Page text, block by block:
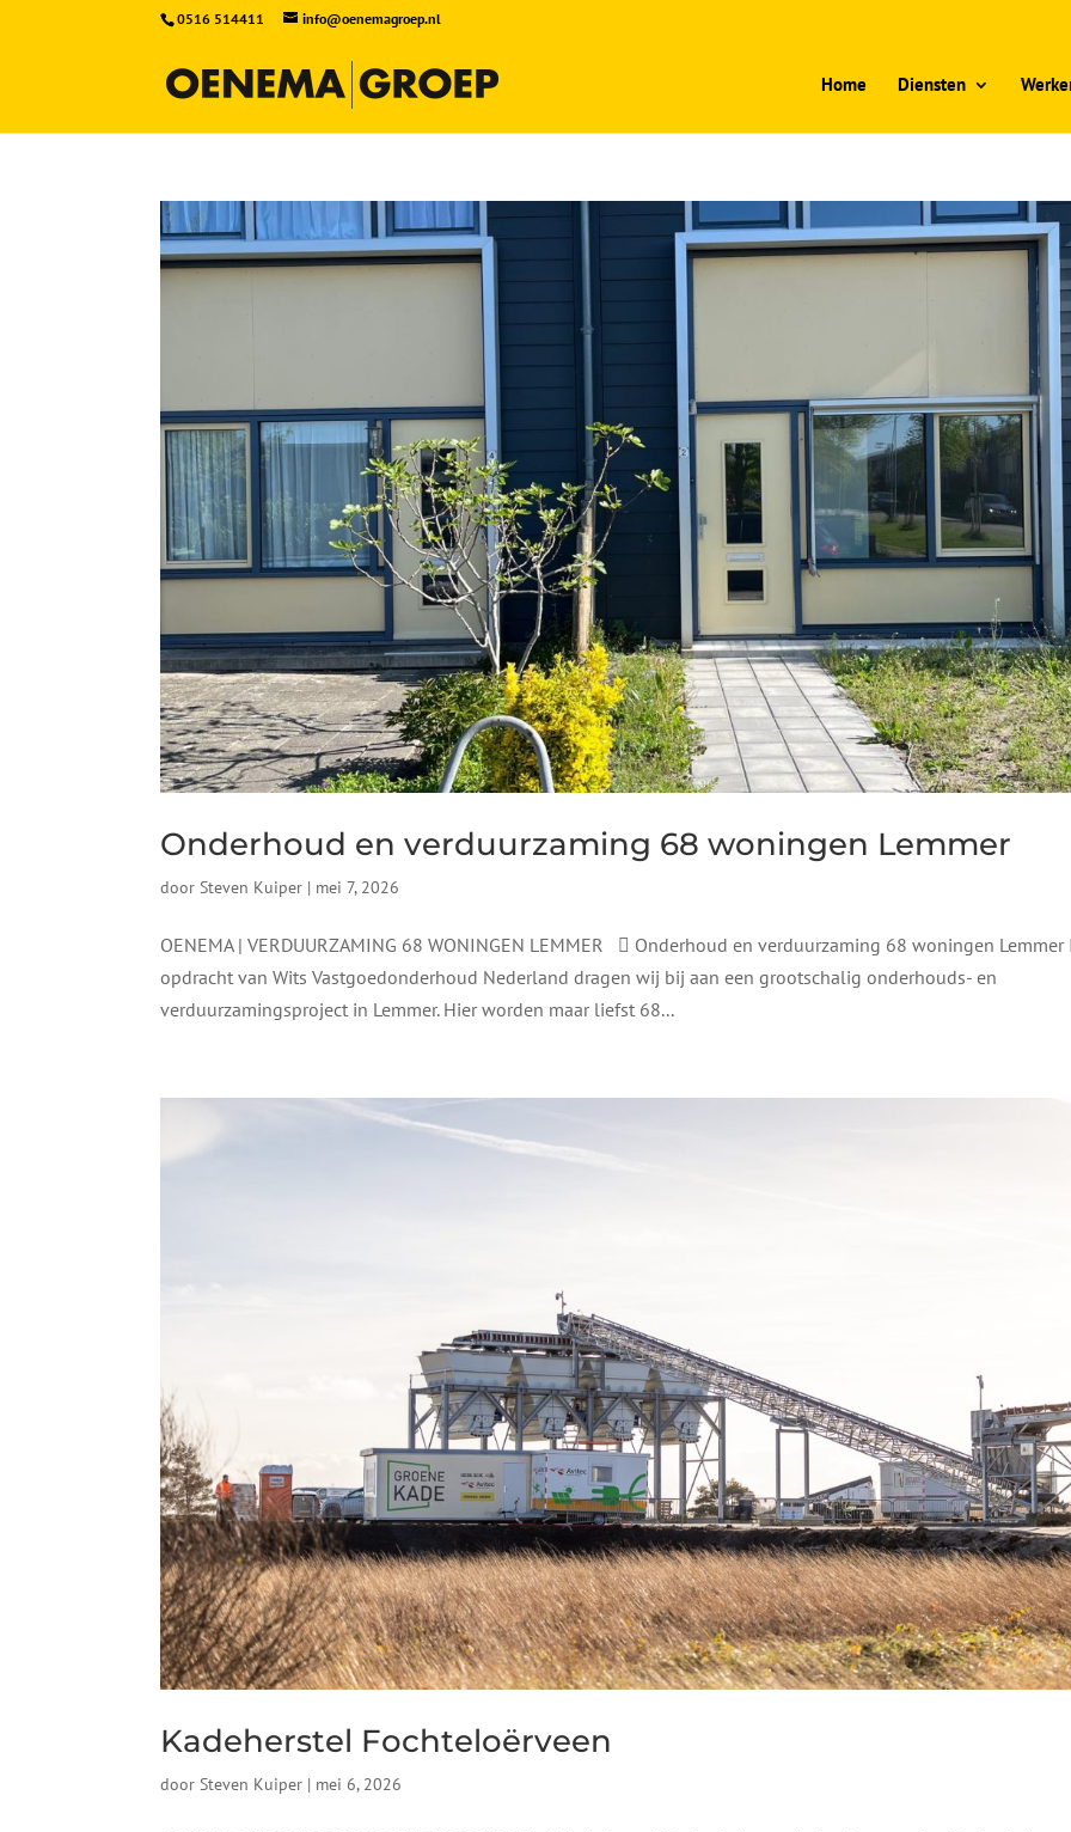
0516 514411 info@oenemagroep.nl
Home Diensten
Onderhoud en verduurzaming 68 woningen Lemmer
doorSteven Kuiper | mei 7, 2026
OENEMA | VERDUURZAMING 68 WONINGEN LEMMER  Onderhoud en verduurzaming 68 woningen Lemmer
opdracht van Wits Vastgoedonderhoud Nederland dragen wij bij aan een grootschalig onderhouds- en
verduurzamingsproject in Lemmer. Hier worden maar liefst 68...
Kadeherstel Fochteloërveen
door Steven Kuiper | mei 6, 2026